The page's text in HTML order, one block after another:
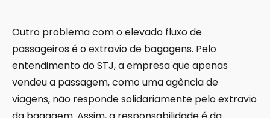
Outro problema com o elevado fluxo de
passageiros é o extravio de bagagens. Pelo
entendimento do STJ, a empresa que apenas
vendeu a passagem, como uma agência de
viagens, não responde solidariamente pelo extravio